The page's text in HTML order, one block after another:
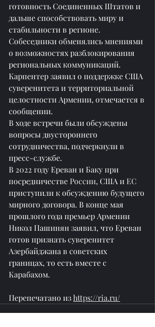
готовность Соединенных Штатов и
дальше способствовать миру и
стабильности в регионе.
Собеседники обменялись мнениями
о возможностях разблокирования
региональных коммуникаций.
Карпентер заявил о поддержке США
суверенитета и территориальной
целостности Армении, отмечается в
сообщении.
В ходе встречи были обсуждены
вопросы двустороннего
сотрудничества, подчеркнули в
пресс-службе.
В 2022 году Ереван и Баку при
посредничестве России, США и ЕС
приступили к обсуждению будущего
мирного договора. В конце мая
прошлого года премьер Армении
Никол Пашинян заявил, что Ереван
готов признать суверенитет
Азербайджана в советских
границах, то есть вместе с
Карабахом.
Перепечатано из https://ria.ru/